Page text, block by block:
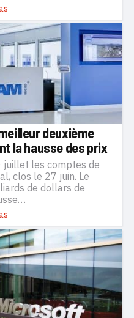
deuxième
la hausse des prix
juillet les comptes de
clos le 27 juin. Le
de dollars de